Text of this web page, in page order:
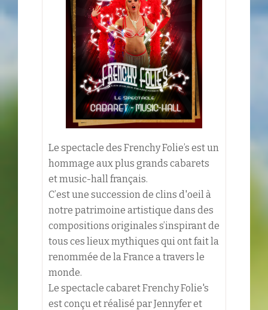
Le spectacle des Frenchy Folie’s est un
hommage aux plus grands cabarets
et music-hall français.
C’est une succession de clins d'oeil à
notre patrimoine artistique dans des
compositions originales s’inspirant de
tous ces lieux mythiques qui ont fait la
renommée de la France a travers le
monde.
Le spectacle cabaret Frenchy Folie's
est conçu et réalisé par Jennyfer et